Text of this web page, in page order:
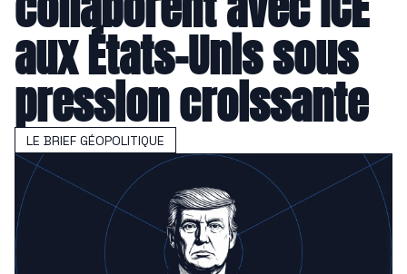
aux États-Unis sous
pression croissante
LE BRIEF GÉOPOLITIQUE